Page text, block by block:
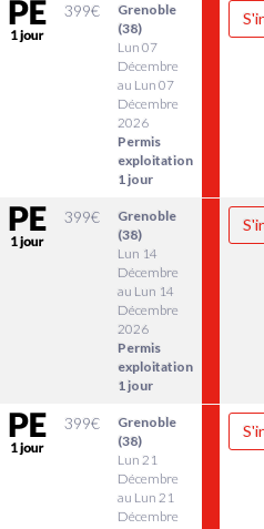
399€
Grenoble
(38)
Lun 07
Décembre
au Lun 07
Décembre
2026
Permis
exploitation
1 jour
399€
Grenoble
(38)
Lun 14
Décembre
au Lun 14
Décembre
2026
Permis
exploitation
1 jour
399€
Grenoble
(38)
Lun 21
Décembre
au Lun 21
Décembre